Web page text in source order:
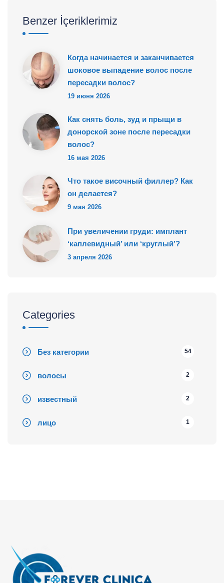
Benzer İçeriklerimiz
Когда начинается и заканчивается
шоковое выпадение волос после
пересадки волос?
19 июня 2026
Как снять боль, зуд и прыщи в
донорской зоне после пересадки
волос?
16 мая 2026
Что такое височный филлер? Как
он делается?
9 мая 2026
При увеличении груди: имплант
‘каплевидный’ или ‘круглый’?
3 апреля 2026
Categories
Без категории 54
волосы 2
известный 2
лицо 1